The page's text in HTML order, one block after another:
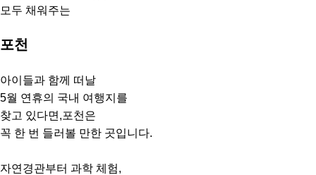
모두 채워주는
포천
아이들과 함께 떠날
5월 연휴의 국내 여행지를
찾고 있다면,포천은
꼭 한 번 들러볼 만한 곳입니다.
자연경관부터 과학 체험,